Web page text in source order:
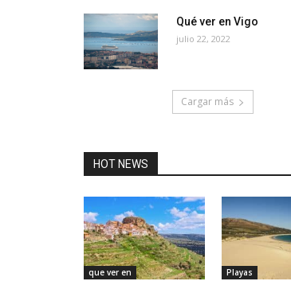
Qué ver en Vigo
julio 22, 2022
Cargar más
HOT NEWS
que ver en Playas